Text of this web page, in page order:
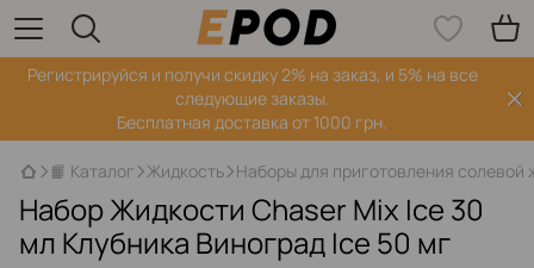
Регистрируйся‌ и получи скидку 2% на заказ, и 5% на все
следующие заказы.
Бесплатная доставка от 1000 грн.
📙 Каталог Жидкость Наборы для приготовления солевой
Набор Жидкости Chaser Mix Ice 30
мл Клубника Виноград Ice 50 мг